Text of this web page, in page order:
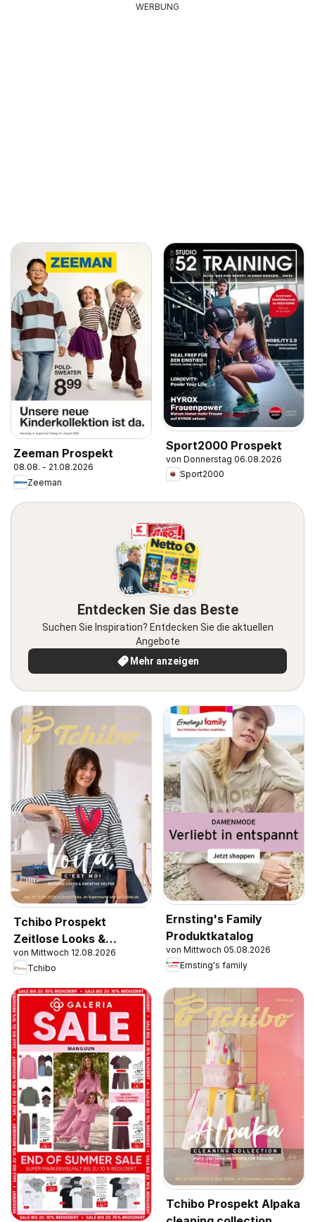
WERBUNG
Zeeman Prospekt
08.08. - 21.08.2026
Zeeman
Sport2000 Prospekt
von Donnerstag 06.08.2026
Sport2000
Entdecken Sie das Beste
Suchen Sie Inspiration? Entdecken Sie die aktuellen
Angebote
Mehr anzeigen
Tchibo Prospekt
Zeitlose Looks &
Kreative Helfer
von Mittwoch 12.08.2026
Tchibo
Ernsting's Family
Produktkatalog
von Mittwoch 05.08.2026
Ernsting's family
Tchibo Prospekt Alpaka